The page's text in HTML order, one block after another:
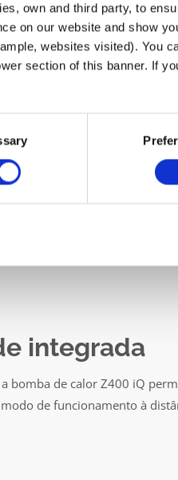
own and third party, to
on our website and show
websites visited). You
section of this banner. If
integrada
bomba de calor Z400 iQ
de funcionamento à